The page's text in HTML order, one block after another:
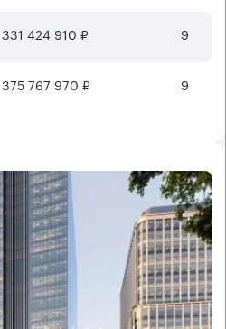
331 424 910 ₽ 9
375 767 970 ₽ 9